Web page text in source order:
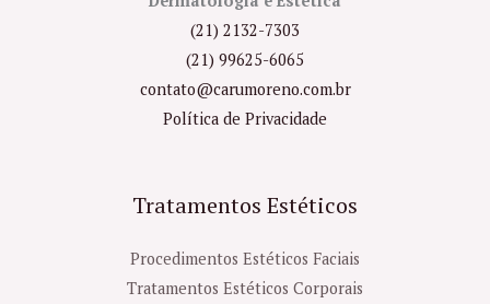
(21) 2132-7303
(21) 99625-6065
contato@carumoreno.com.br
Política de Privacidade
Tratamentos Estéticos
Procedimentos Estéticos Faciais
Tratamentos Estéticos Corporais